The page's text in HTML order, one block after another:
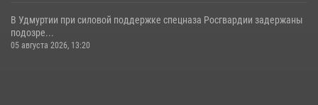
В Удмуртии при силовой поддержке спецназа Росгвардии задержаны
подозре...
05 августа 2026, 13:20